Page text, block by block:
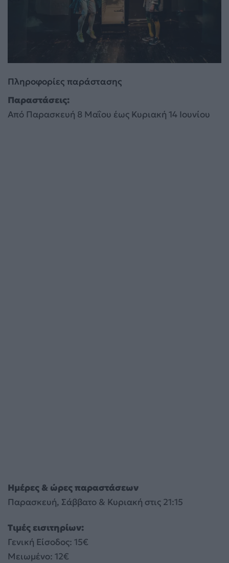
Πληροφορίες παράστασης
Παραστάσεις:
Από Παρασκευή 8 Μαΐου έως Κυριακή 14 Ιουνίου
Ημέρες & ώρες παραστάσεων
Παρασκευή, Σάββατο & Κυριακή στις 21:15
Τιμές εισιτηρίων:
Γενική Είσοδος: 15€
Μειωμένο: 12€